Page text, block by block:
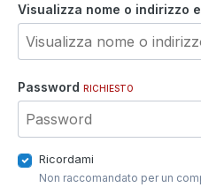
Visualizza nome o indirizzo
Password RICHIESTO
Ricordami
Non raccomandato per un